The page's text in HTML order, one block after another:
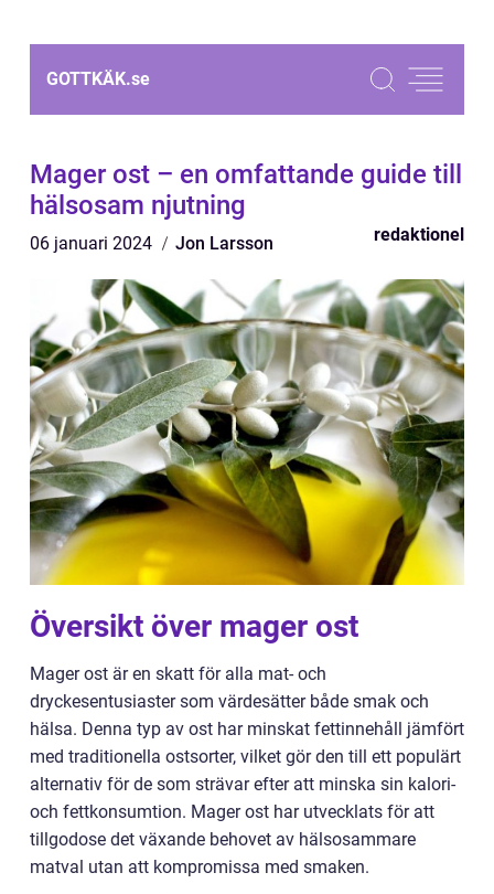
GOTTKÄK.se
Mager ost – en omfattande guide till
hälsosam njutning
06 januari 2024 Jon Larsson redaktionel
Översikt över mager ost
Mager ost är en skatt för alla mat- och
dryckesentusiaster som värdesätter både smak och
hälsa. Denna typ av ost har minskat fettinnehåll jämfört
med traditionella ostsorter, vilket gör den till ett populärt
alternativ för de som strävar efter att minska sin kalori-
och fettkonsumtion. Mager ost har utvecklats för att
tillgodose det växande behovet av hälsosammare
matval utan att kompromissa med smaken.